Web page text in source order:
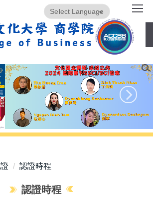
Translate
認證時程
認證時程